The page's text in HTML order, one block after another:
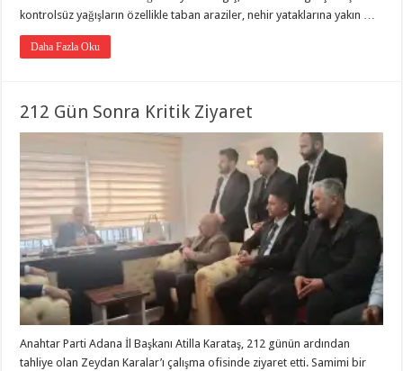
kontrolsüz yağışların özellikle taban araziler, nehir yataklarına yakın …
Daha Fazla Oku
212 Gün Sonra Kritik Ziyaret
Anahtar Parti Adana İl Başkanı Atilla Karataş, 212 günün ardından
tahliye olan Zeydan Karalar’ı çalışma ofisinde ziyaret etti. Samimi bir